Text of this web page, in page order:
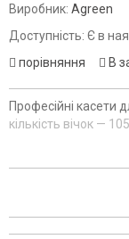
Виробник: Agreen
Доступність: Є в
порівняння
В
Професійні касети
кількість вічок —